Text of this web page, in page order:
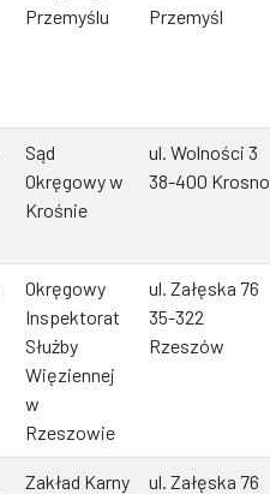
Przemyślu
Przemyśl
Sąd
Okręgowy w
Krośnie
ul. Wolności 3
38-400 Krosno
Okręgowy
Inspektorat
Służby
Więziennej
w
Rzeszowie
ul. Załęska 76
35-322
Rzeszów
Zakład Karny
ul. Załęska 76